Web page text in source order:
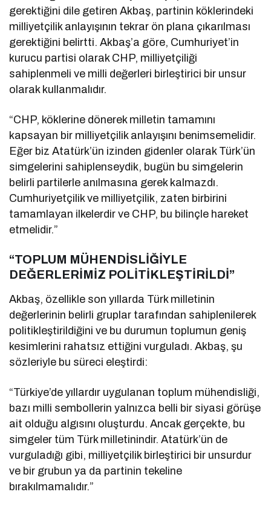
gerektiğini dile getiren Akbaş, partinin köklerindeki
milliyetçilik anlayışının tekrar ön plana çıkarılması
gerektiğini belirtti. Akbaş’a göre, Cumhuriyet’in
kurucu partisi olarak CHP, milliyetçiliği
sahiplenmeli ve milli değerleri birleştirici bir unsur
olarak kullanmalıdır.
“CHP, köklerine dönerek milletin tamamını
kapsayan bir milliyetçilik anlayışını benimsemelidir.
Eğer biz Atatürk’ün izinden gidenler olarak Türk’ün
simgelerini sahiplenseydik, bugün bu simgelerin
belirli partilerle anılmasına gerek kalmazdı.
Cumhuriyetçilik ve milliyetçilik, zaten birbirini
tamamlayan ilkelerdir ve CHP, bu bilinçle hareket
etmelidir.”
“TOPLUM MÜHENDİSLİĞİYLE
DEĞERLERİMİZ POLİTİKLEŞTİRİLDİ”
Akbaş, özellikle son yıllarda Türk milletinin
değerlerinin belirli gruplar tarafından sahiplenilerek
politikleştirildiğini ve bu durumun toplumun geniş
kesimlerini rahatsız ettiğini vurguladı. Akbaş, şu
sözleriyle bu süreci eleştirdi:
“Türkiye’de yıllardır uygulanan toplum mühendisliği,
bazı milli sembollerin yalnızca belli bir siyasi görüşe
ait olduğu algısını oluşturdu. Ancak gerçekte, bu
simgeler tüm Türk milletinindir. Atatürk’ün de
vurguladığı gibi, milliyetçilik birleştirici bir unsurdur
ve bir grubun ya da partinin tekeline
bırakılmamalıdır.”